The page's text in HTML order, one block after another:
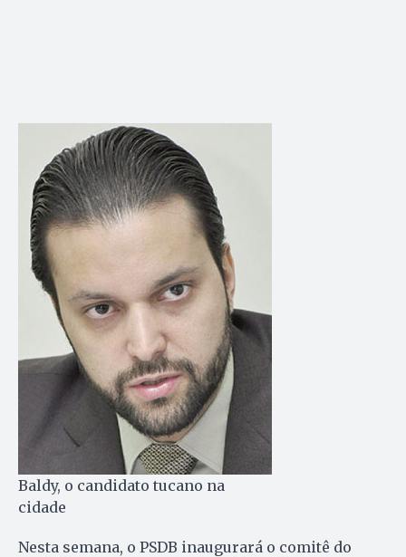
Baldy, o candidato tucano na
cidade
Nesta semana, o PSDB inaugurará o comitê do